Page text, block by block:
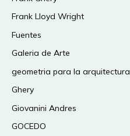
Frank Lloyd Wright
Fuentes
Galeria de Arte
geometria para la arquitectura
Ghery
Giovanini Andres
GOCEDO